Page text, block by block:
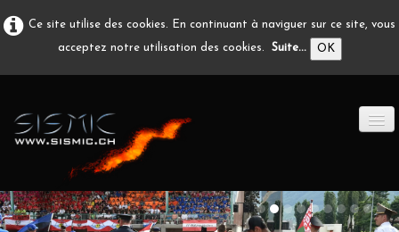
Ce site utilise des cookies. En continuant à naviguer sur ce site, vous
acceptez notre utilisation des cookies. Suite... OK
ACCUEIL